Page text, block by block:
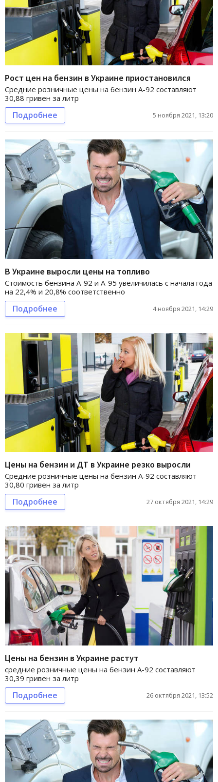
Рост цен на бензин в Украине приостановился
Средние розничные цены на бензин А-92 составляют
30,88 гривен за литр
Подробнее 5 ноября 2021, 13:20
В Украине выросли цены на топливо
Стоимость бензина А-92 и А-95 увеличилась с начала года
на 22,4% и 20,8% соответственно
Подробнее 4 ноября 2021, 14:29
Цены на бензин и ДТ в Украине резко выросли
Средние розничные цены на бензин А-92 составляют
30,80 гривен за литр
Подробнее 27 октября 2021, 14:29
Цены на бензин в Украине растут
средние розничные цены на бензин А-92 составляют
30,39 гривен за литр
Подробнее 26 октября 2021, 13:52